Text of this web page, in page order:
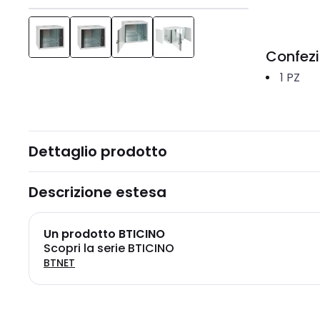
1 PZ
Dettaglio prodotto
Descrizione estesa
Un prodotto BTICINO
Scopri la serie BTICINO
BTNET